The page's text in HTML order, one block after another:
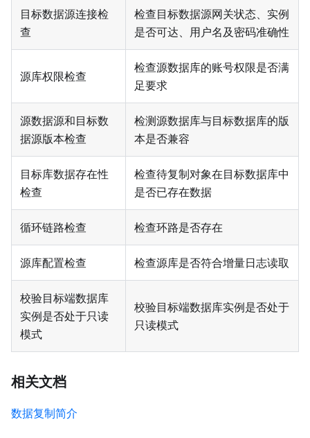
目标数据源连接检
查
检查目标数据源网关状态、实例
是否可达、用户名及密码准确性
源库权限检查
检查源数据库的账号权限是否满
足要求
源数据源和目标数
据源版本检查
检测源数据库与目标数据库的版
本是否兼容
目标库数据存在性
检查
检查待复制对象在目标数据库中
是否已存在数据
循环链路检查 检查环路是否存在
源库配置检查 检查源库是否符合增量日志读取
校验目标端数据库
实例是否处于只读
模式
校验目标端数据库实例是否处于
只读模式
相关文档
数据复制简介